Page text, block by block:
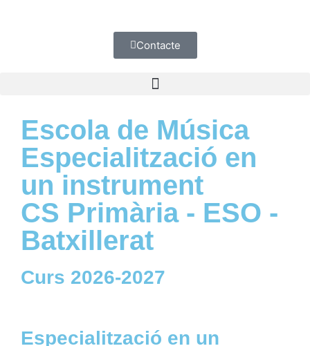
Contacte
Escola de Música
Especialització en
un instrument
CS Primària - ESO -
Batxillerat
Curs 2026-2027
Especialització en un